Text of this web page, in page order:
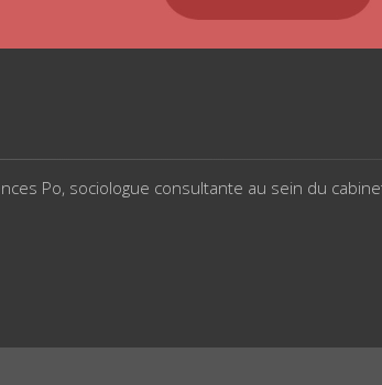
Po, sociologue consultante au sein du